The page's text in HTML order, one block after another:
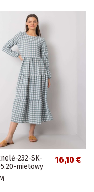
232-SK-
mietowy
16,10 €